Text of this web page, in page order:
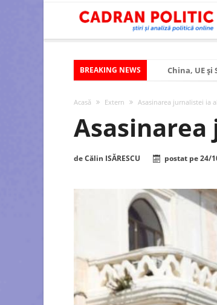
BREAKING NEWS
China, UE
Modelul
Viitorul
România –
Controlul
Huawei
Acasă Extern Asasinarea jurnalistei ia
deCălin ISĂRESCU postat pe24/